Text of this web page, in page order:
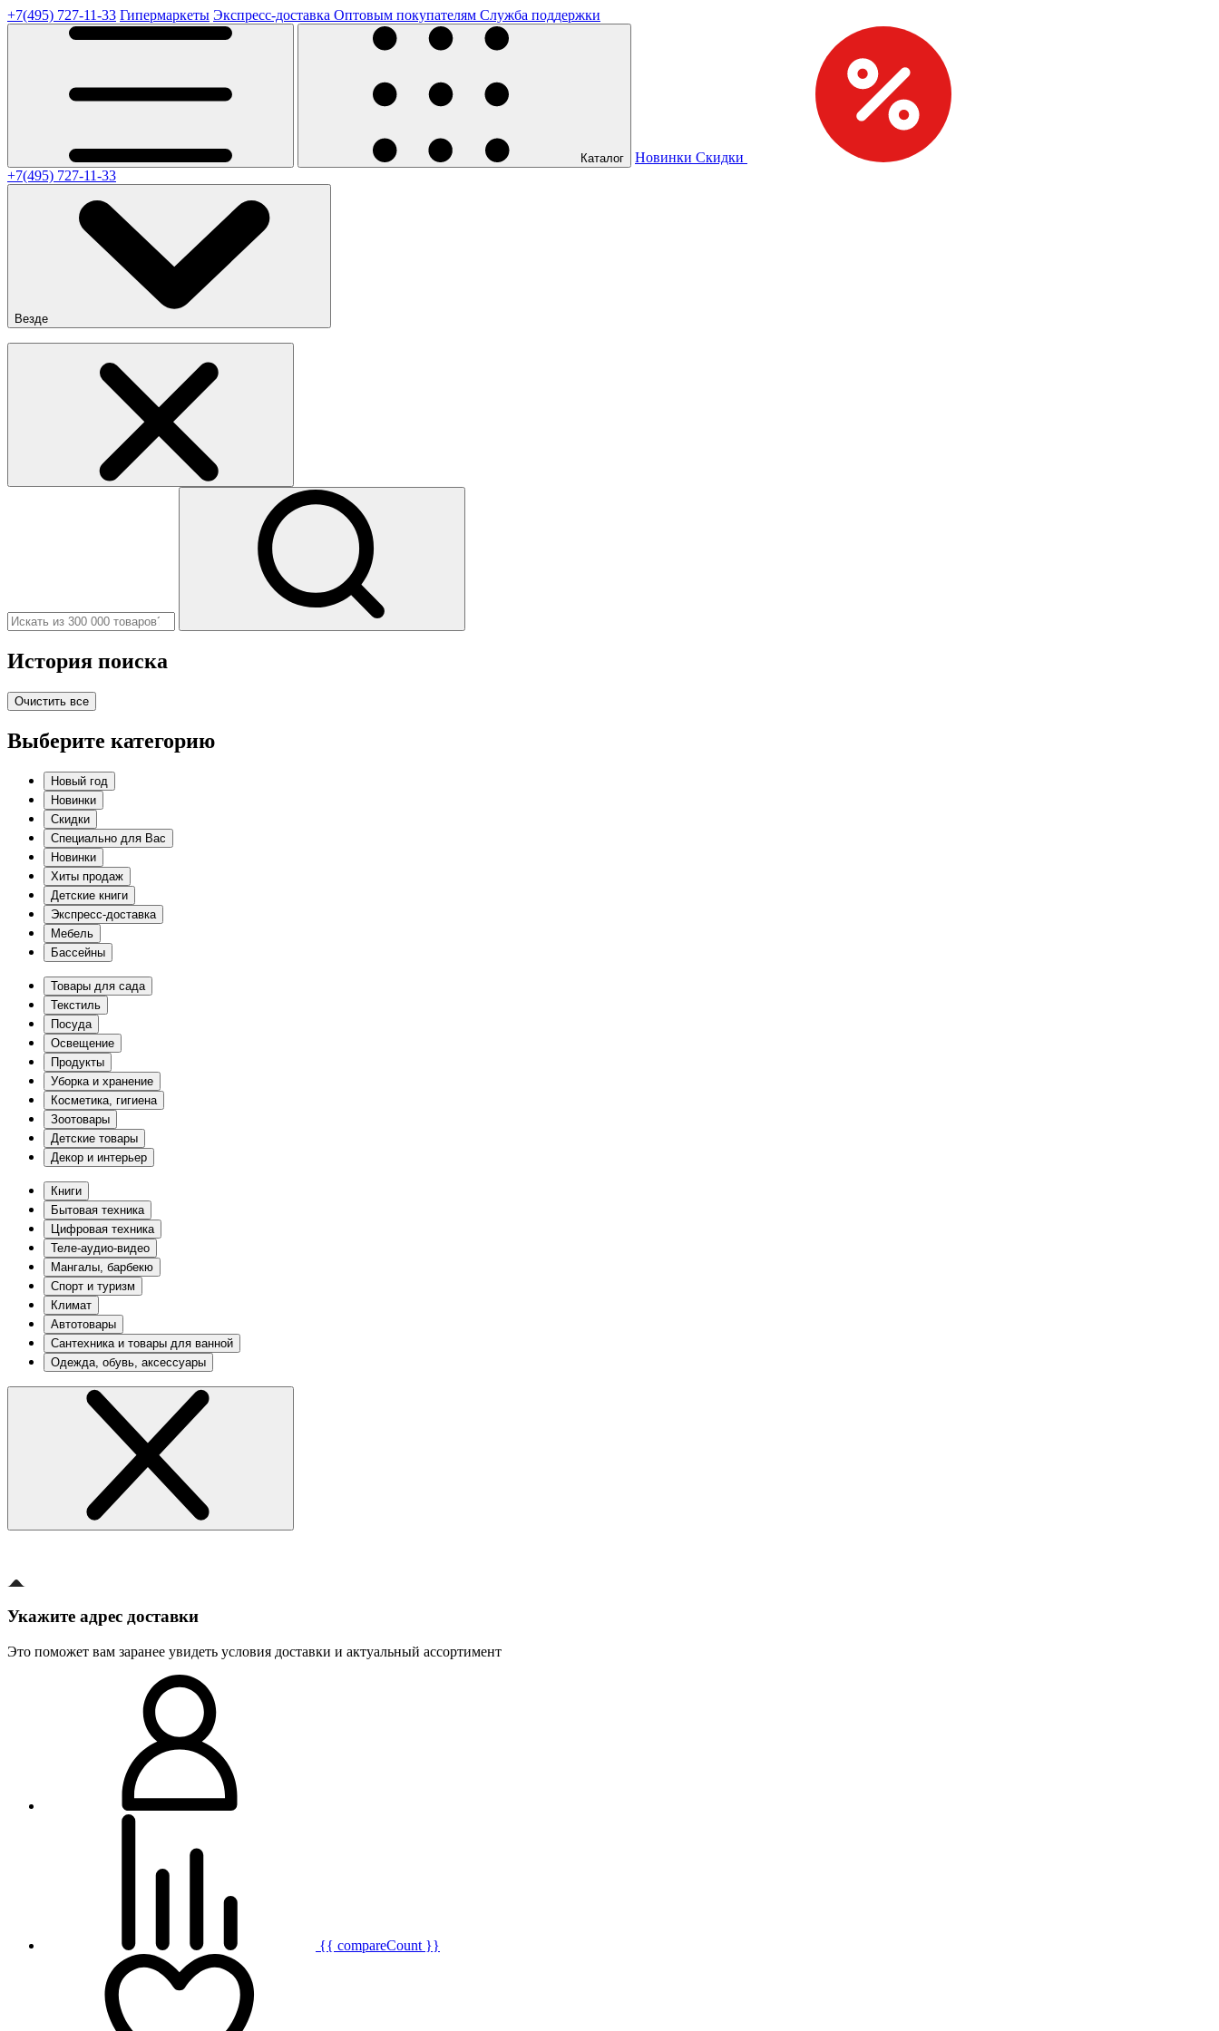
+7(495) 727-11-33 Гипермаркеты Экспресс-доставка Оптовым покупателям Служба поддержки
Каталог Новинки Скидки
+7(495) 727-11-33
Везде
История поиска
Очистить все
Выберите категорию
Новый год
Новинки
Скидки
Специально для Вас
Новинки
Хиты продаж
Детские книги
Экспресс-доставка
Мебель
Бассейны
Товары для сада
Текстиль
Посуда
Освещение
Продукты
Уборка и хранение
Косметика, гигиена
Зоотовары
Детские товары
Декор и интерьер
Книги
Бытовая техника
Цифровая техника
Теле-аудио-видео
Мангалы, барбекю
Спорт и туризм
Климат
Автотовары
Сантехника и товары для ванной
Одежда, обувь, аксессуары
Укажите адрес доставки
Это поможет вам заранее увидеть условия доставки и актуальный ассортимент
{{ compareCount }}